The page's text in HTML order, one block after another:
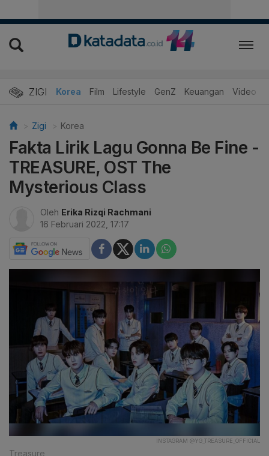
ZIGI
Hits Korea Film Lifestyle GenZ Keuangan Video
Zigi Korea
Fakta Lirik Lagu Gonna Be Fine -
TREASURE, OST The
Mysterious Class
Oleh Erika Rizqi Rachmani
16 Februari 2022, 17:17
INSTAGRAM @YG_TREASURE_OFFICIAL
Treasure